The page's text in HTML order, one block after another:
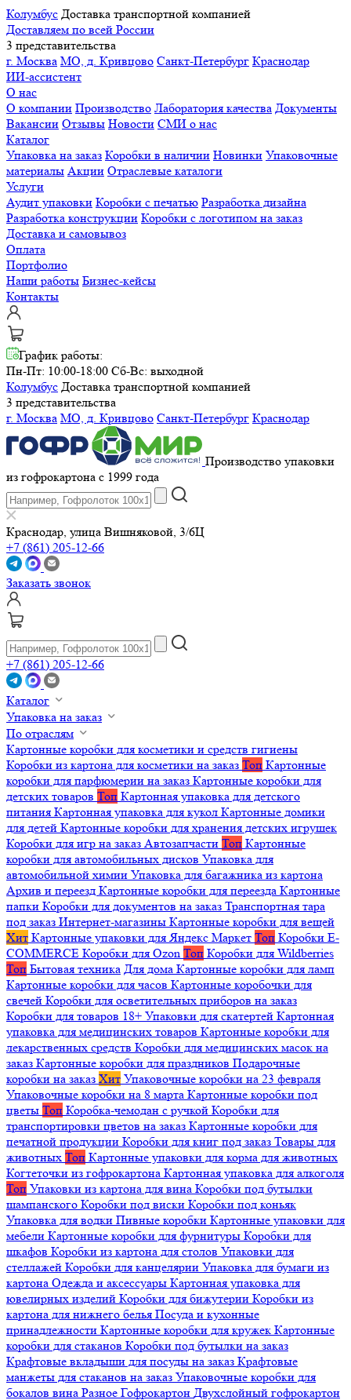
Колумбус Доставка транспортной компанией
Доставляем по всей России
3 представительства
г. Москва МО, д. Кривцово Санкт-Петербург Краснодар
ИИ-ассистент
О нас
О компании Производство Лаборатория качества Документы
Вакансии Отзывы Новости СМИ о нас
Каталог
Упаковка на заказ Коробки в наличии Новинки Упаковочные
материалы Акции Отраслевые каталоги
Услуги
Аудит упаковки Коробки с печатью Разработка дизайна
Разработка конструкции Коробки с логотипом на заказ
Доставка и самовывоз
Оплата
Портфолио
Наши работы Бизнес-кейсы
Контакты
График работы:
Пн-Пт: 10:00-18:00 Сб-Вс: выходной
Колумбус Доставка транспортной компанией
3 представительства
г. Москва МО, д. Кривцово Санкт-Петербург Краснодар
Производство упаковки
из гофрокартона с 1999 года
Краснодар, улица Вишняковой, 3/6Ц
+7 (861) 205-12-66
Заказать звонок
+7 (861) 205-12-66
Каталог
Упаковка на заказ
По отраслям
Картонные коробки для косметики и средств гигиены
Коробки из картона для косметики на заказ Топ Картонные
коробки для парфюмерии на заказ Картонные коробки для
детских товаров Топ Картонная упаковка для детского
питания Картонная упаковка для кукол Картонные домики
для детей Картонные коробки для хранения детских игрушек
Коробки для игр на заказ Автозапчасти Топ Картонные
коробки для автомобильных дисков Упаковка для
автомобильной химии Упаковка для багажника из картона
Архив и переезд Картонные коробки для переезда Картонные
папки Коробки для документов на заказ Транспортная тара
под заказ Интернет-магазины Картонные коробки для вещей
Хит Картонные упаковки для Яндекс Маркет Топ Коробки E-
COMMERCE Коробки для Ozon Топ Коробки для Wildberries
Топ Бытовая техника Для дома Картонные коробки для ламп
Картонные коробки для часов Картонные коробочки для
свечей Коробки для осветительных приборов на заказ
Коробки для товаров 18+ Упаковки для скатертей Картонная
упаковка для медицинских товаров Картонные коробки для
лекарственных средств Коробки для медицинских масок на
заказ Картонные коробки для праздников Подарочные
коробки на заказ Хит Упаковочные коробки на 23 февраля
Упаковочные коробки на 8 марта Картонные коробки под
цветы Топ Коробка-чемодан с ручкой Коробки для
транспортировки цветов на заказ Картонные коробки для
печатной продукции Коробки для книг под заказ Товары для
животных Топ Картонные упаковки для корма для животных
Когтеточки из гофрокартона Картонная упаковка для алкоголя
Топ Упаковки из картона для вина Коробки под бутылки
шампанского Коробки под виски Коробки под коньяк
Упаковка для водки Пивные коробки Картонные упаковки для
мебели Картонные коробки для фурнитуры Коробки для
шкафов Коробки из картона для столов Упаковки для
стеллажей Коробки для канцелярии Упаковка для бумаги из
картона Одежда и аксессуары Картонная упаковка для
ювелирных изделий Коробки для бижутерии Коробки из
картона для нижнего белья Посуда и кухонные
принадлежности Картонные коробки для кружек Картонные
коробки для стаканов Коробки под бутылки на заказ
Крафтовые вкладыши для посуды на заказ Крафтовые
манжеты для стаканов на заказ Упаковочные коробки для
бокалов вина Разное Гофрокартон Двухслойный гофрокартон